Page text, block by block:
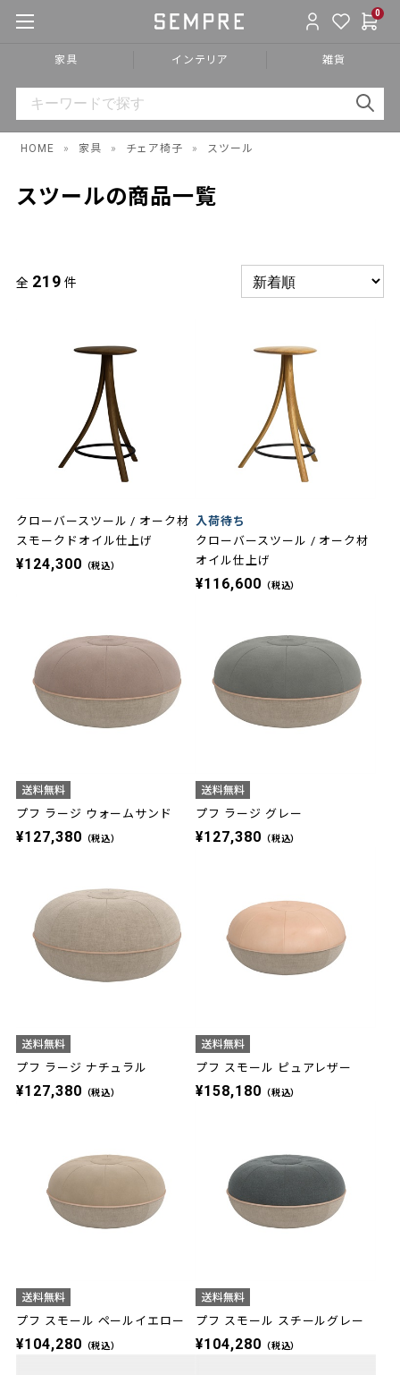
0
家具 インテリア 雑貨
HOME » 家具 » チェア椅子 » スツール
スツールの商品一覧
全 219 件
クローバースツール / オーク材
スモークドオイル仕上げ
¥124,300 （税込）
入荷待ち
クローバースツール / オーク材
オイル仕上げ
¥116,600 （税込）
プフ ラージ ウォームサンド
¥127,380 （税込）
プフ ラージ グレー
¥127,380 （税込）
プフ ラージ ナチュラル
¥127,380 （税込）
プフ スモール ピュアレザー
¥158,180 （税込）
プフ スモール ペールイエロー
¥104,280 （税込）
プフ スモール スチールグレー
¥104,280 （税込）